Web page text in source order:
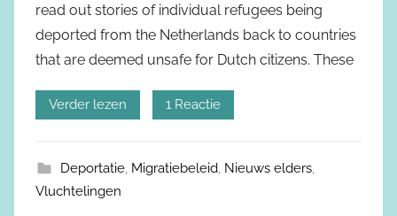
read out stories of individual refugees being
deported from the Netherlands back to countries
that are deemed unsafe for Dutch citizens. These
Verder lezen 1 Reactie
Deportatie, Migratiebeleid, Nieuws elders,
Vluchtelingen